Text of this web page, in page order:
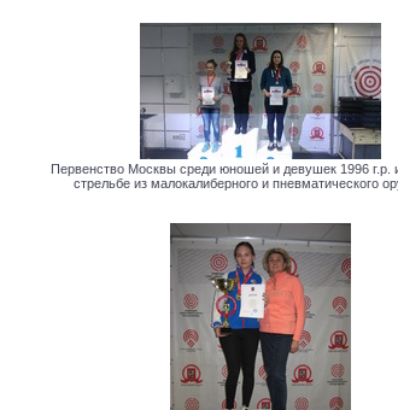
Первенство Москвы среди юношей и девушек 1996 г.р.
стрельбе из малокалиберного и пневматического